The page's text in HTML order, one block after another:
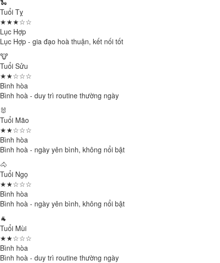
🐍
Tuổi Tỵ
★★★☆☆
Lục Hợp
Lục Hợp - gia đạo hoà thuận, kết nối tốt
🐮
Tuổi Sửu
★★☆☆☆
Bình hòa
Bình hoà - duy trì routine thường ngày
🐰
Tuổi Mão
★★☆☆☆
Bình hòa
Bình hoà - ngày yên bình, không nổi bật
🐴
Tuổi Ngọ
★★☆☆☆
Bình hòa
Bình hoà - ngày yên bình, không nổi bật
🐐
Tuổi Mùi
★★☆☆☆
Bình hòa
Bình hoà - duy trì routine thường ngày